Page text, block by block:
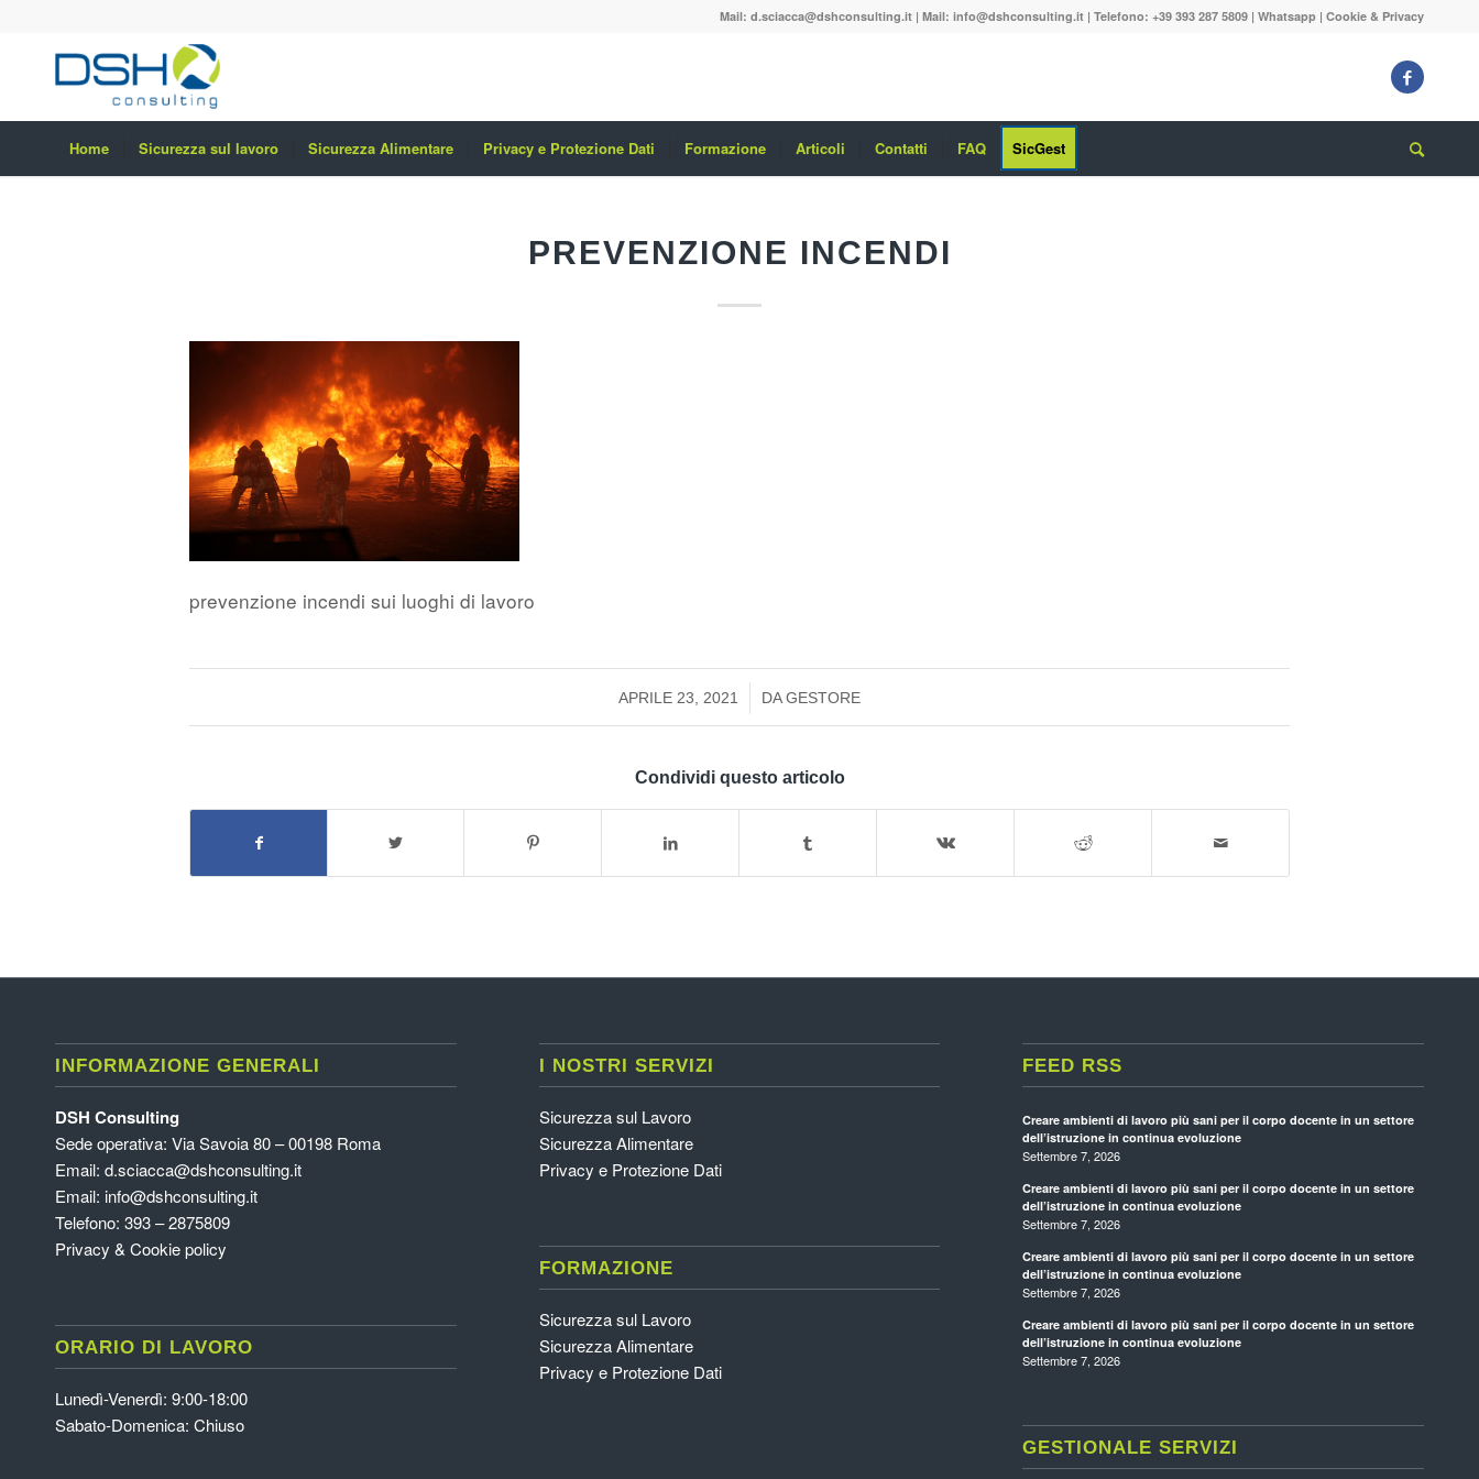
Mail: d.sciacca@dshconsulting.it | Mail: info@dshconsulting.it | Telefono: +39 393 287 5809 | Whatsapp | Cookie & Privacy
Home Sicurezza sul lavoro Sicurezza Alimentare Privacy e Protezione Dati Formazione Articoli Contatti FAQ SicGest
PREVENZIONE INCENDI
prevenzione incendi sui luoghi di lavoro
APRILE 23, 2021
/ DAGESTORE
Condividi questo articolo
INFORMAZIONE GENERALI
DSH Consulting
Sede operativa: Via Savoia 80 – 00198 Roma
Email: d.sciacca@dshconsulting.it
Email: info@dshconsulting.it
Telefono: 393 – 2875809
Privacy & Cookie policy
ORARIO DI LAVORO
Lunedì-Venerdì: 9:00-18:00
Sabato-Domenica: Chiuso
I NOSTRI SERVIZI
Sicurezza sul Lavoro
Sicurezza Alimentare
Privacy e Protezione Dati
FORMAZIONE
Sicurezza sul Lavoro
Sicurezza Alimentare
Privacy e Protezione Dati
FEED RSS
Creare ambienti di lavoro più sani per il corpo docente in un settore
dell’istruzione in continua evoluzione
Settembre 7, 2026
Creare ambienti di lavoro più sani per il corpo docente in un settore
dell’istruzione in continua evoluzione
Settembre 7, 2026
Creare ambienti di lavoro più sani per il corpo docente in un settore
dell’istruzione in continua evoluzione
Settembre 7, 2026
Creare ambienti di lavoro più sani per il corpo docente in un settore
dell’istruzione in continua evoluzione
Settembre 7, 2026
GESTIONALE SERVIZI